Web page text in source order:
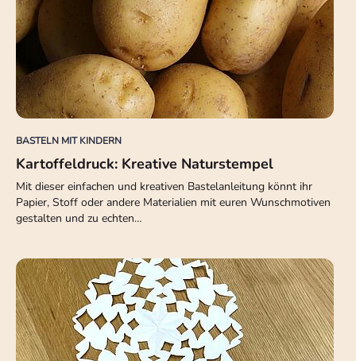
BASTELN MIT KINDERN
Kartoffeldruck: Kreative Naturstempel
Mit dieser einfachen und kreativen Bastelanleitung könnt ihr
Papier, Stoff oder andere Materialien mit euren Wunschmotiven
gestalten und zu echten…